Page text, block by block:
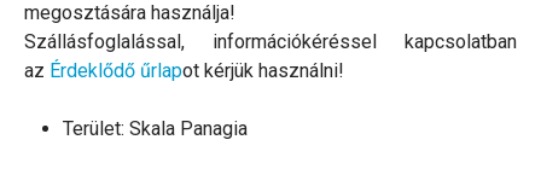
megosztására használja!
Szállásfoglalással, információkéréssel kapcsolatban
az Érdeklődő űrlapot kérjük használni!
Terület: Skala Panagia